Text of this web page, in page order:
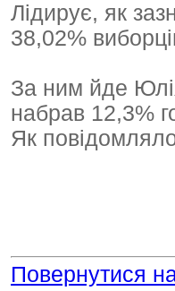
Лідирує, як
38,02%
За ним йде
набрав 12,3%
Як
Повернутися